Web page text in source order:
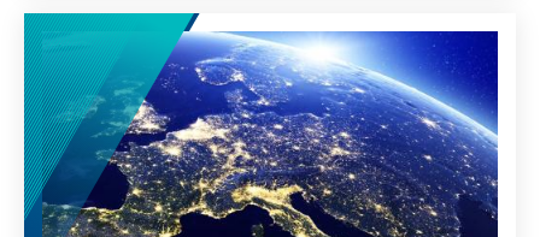
Plattformen. Es sollte mit einem EU-weiten
System zertifizierter Ausnahmen verbunden
werden, um die Regeln für digitale Dienste
neu auszurichten: Kinder müssen wirksam
geschützt werden, zugleich muss der Markt
für europäische Alternativen zum heutigen
Oligopol geöffnet werden.